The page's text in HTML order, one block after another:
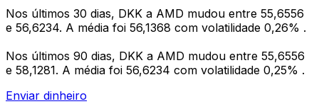
Nos últimos 30 dias, DKK a AMD mudou entre 55,6556
e 56,6234. A média foi 56,1368 com volatilidade 0,26% .
Nos últimos 90 dias, DKK a AMD mudou entre 55,6556
e 58,1281. A média foi 56,6234 com volatilidade 0,25% .
Enviar dinheiro